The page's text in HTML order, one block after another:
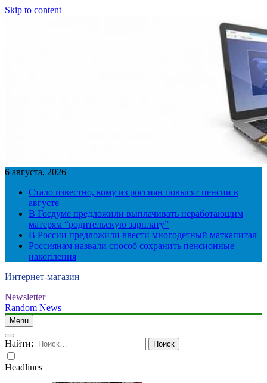
Skip to content
6 августа, 2026
Стало известно, кому из россиян повысят пенсии в
августе
В Госдуме предложили выплачивать неработающим
матерям “родительскую зарплату”
В России предложили ввести многодетный маткапитал
Россиянам назвали способ сохранить пенсионные
накопления
Интернет-магазин
Newsletter
Random News
Menu
Найти:
Headlines